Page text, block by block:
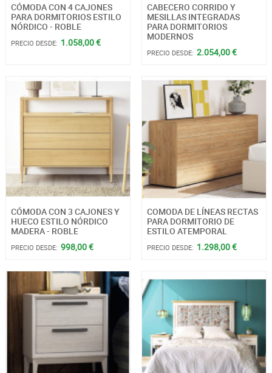
CÓMODA CON 4 CAJONES
PARA DORMITORIOS ESTILO
NÓRDICO - ROBLE
PRECIO DESDE: 1.058,00 €
CABECERO CORRIDO Y
MESILLAS INTEGRADAS
PARA DORMITORIOS
MODERNOS
PRECIO DESDE: 2.054,00 €
CÓMODA CON 3 CAJONES Y
HUECO ESTILO NÓRDICO
MADERA - ROBLE
PRECIO DESDE: 998,00 €
COMODA DE LÍNEAS RECTAS
PARA DORMITORIO DE
ESTILO ATEMPORAL
PRECIO DESDE: 1.298,00 €